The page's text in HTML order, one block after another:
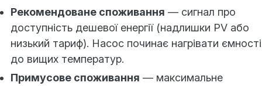
Рекомендоване споживання — сигнал про
доступність дешевої енергії (надлишки PV або
низький тариф). Насос починає нагрівати ємності
до вищих температур.
Примусове споживання — максимальне